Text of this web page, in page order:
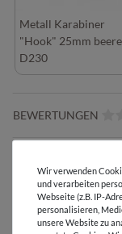
Metall Karabiner
"Hook" 25mm beere
D230
BEWERTUNGEN
Wir verwenden
und verarbeiten
Webseite (z.B. IP-
personalisieren,
unsere Website zu